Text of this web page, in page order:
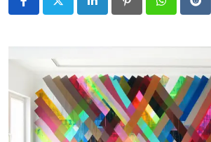
LinkedIn PinterestWhatsapp